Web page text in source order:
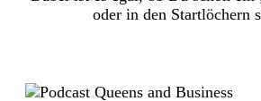
oder in den Startlöchern